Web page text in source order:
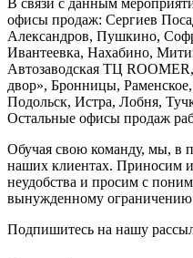
В связи с данным
офисы продаж: Сергиев
Александров, Пушкино,
Ивантеевка, Нахабино,
Автозаводская ТЦ
двор», Бронницы,
Подольск, Истра, Лобня,
Остальные офисы продаж
Обучая свою команду, мы, в
наших клиентах. Приносим
неудобства и просим с
вынужденному
Подпишитесь на нашу